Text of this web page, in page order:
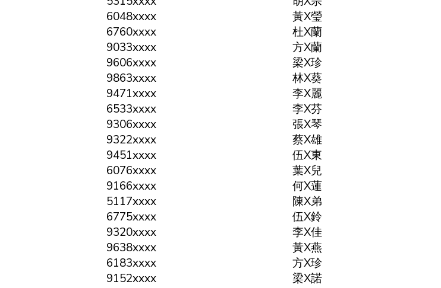
6048xxxx
黃X瑩
6760xxxx
杜X蘭
9033xxxx
方X蘭
9606xxxx
梁X珍
9863xxxx
林X葵
9471xxxx
李X麗
6533xxxx
李X芬
9306xxxx
張X琴
9322xxxx
蔡X雄
9451xxxx
伍X東
6076xxxx
葉X兒
9166xxxx
何X蓮
5117xxxx
陳X弟
6775xxxx
伍X鈴
9320xxxx
李X佳
9638xxxx
黃X燕
6183xxxx
方X珍
9152xxxx
梁X諾